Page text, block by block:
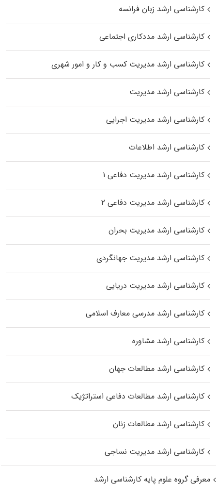
کارشناسی ارشد زبان فرانسه
کارشناسی ارشد مددکاری اجتماعی
کارشناسی ارشد مدیریت کسب و کار و امور شهری
کارشناسی ارشد مدیریت
کارشناسی ارشد مدیریت اجرایی
کارشناسی ارشد اطلاعات
کارشناسی ارشد مدیریت دفاعی ۱
کارشناسی ارشد مدیریت دفاعی ۲
کارشناسی ارشد مدیریت بحران
کارشناسی ارشد مدیریت جهانگردی
کارشناسی ارشد مدیریت دریایی
کارشناسی ارشد مدرسی معارف اسلامی
کارشناسی ارشد مشاوره
کارشناسی ارشد مطالعات جهان
کارشناسی ارشد مطالعات دفاعی استراتژیک
کارشناسی ارشد مطالعات زنان
کارشناسی ارشد مدیریت نساجی
معرفی گروه علوم پایه کارشناسی ارشد